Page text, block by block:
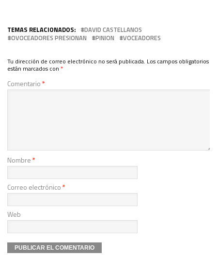
TEMAS RELACIONADOS:
DAVID CASTELLANOS
OVOCEADORES PRESIONAN
PINION VOCEADORES
Tu dirección de correo electrónico no será publicada. Los campos obligatorios
están marcados con *
Comentario*
Nombre*
Correo electrónico*
Web